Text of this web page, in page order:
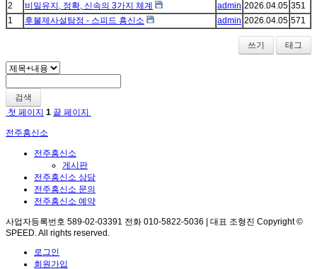
2
비밀유지, 정확, 신속의 3가지 체계 admin 2026.04.05 351
1
후불제사설탐정 - 스피드 흥신소 admin 2026.04.05 571
쓰기 태그
검색
첫 페이지 1 끝 페이지
전주흥신소
전주흥신소
게시판
전주흥신소 상담
전주흥신소 문의
전주흥신소 예약
사업자등록번호 589-02-03391 전화 010-5822-5036 | 대표 조형진 Copyright ©
SPEED. All rights reserved.
로그인
회원가입